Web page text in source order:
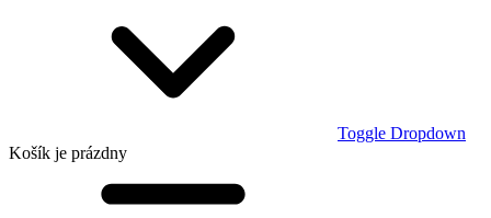
Toggle Dropdown
Košík je prázdny